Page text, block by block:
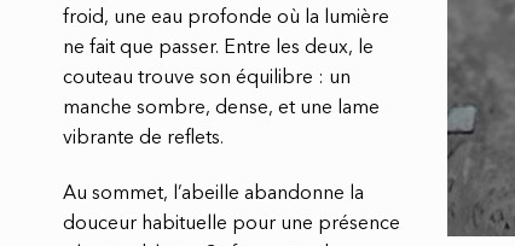
froid, une eau profonde où la lumière
ne fait que passer. Entre les deux, le
couteau trouve son équilibre : un
manche sombre, dense, et une lame
vibrante de reflets.
Au sommet, l’abeille abandonne la
douceur habituelle pour une présence